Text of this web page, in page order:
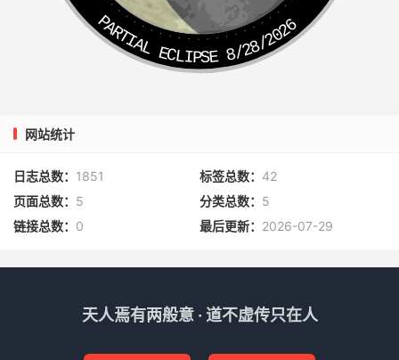
道：“小弟不曾见药内用锅灰。”行者道：“锅灰名为百草霜，
能调百病，你不知道。”
那呆子真个刮了半盏，又碾细了。行者又将盏子，递与他
“你再去把我们的马尿等半盏来。”八戒道：“要他怎的？”行
者道：“要丸药。”沙僧又笑道：“哥哥，这事不是耍子。马尿
腥臊，如何入得药品？我只见醋糊为丸，陈米糊为丸，炼蜜
臊，脾虚的人，一闻就吐；再服巴豆大黄，弄得人上吐下
“你不知就里，我那马不是凡马，他本是西海龙身。若得他
肯去便溺，凭你何疾，服之即愈，但急不可得耳。”八戒闻
言，真个去到马边。那马斜伏地下睡哩，呆子一顿脚踢起，
PARTIAL ECLIPSE 8/28/2026
网站统计
日志总数： 1851 标签总数： 42
页面总数： 5 分类总数： 5
链接总数： 0 最后更新： 2026-07-29
天人焉有两般意 · 道不虚传只在人